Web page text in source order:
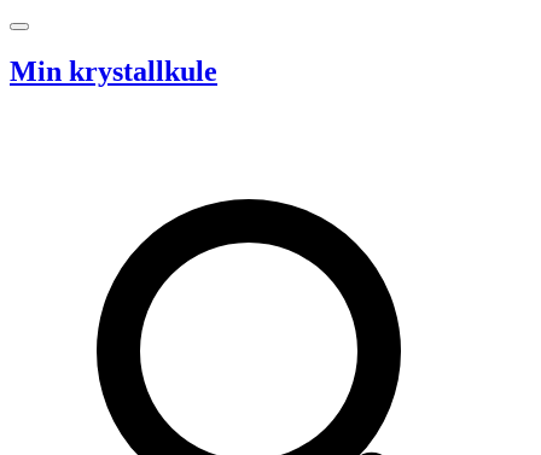
Hopp til innhold
Min krystallkule